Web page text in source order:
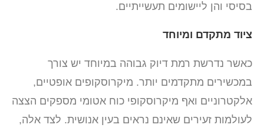
בסיסי והן ליישומים תעשייתיים.
ציוד מתקדם ומיוחד
כאשר נדרשת רמת דיוק גבוהה במיוחד יש צורך
במכשירים מתקדמים יותר. מיקרוסקופים אופטיים,
אלקטרוניים ואף מיקרוסקופי כוח אטומי מספקים הצצה
לעולמות זעירים שאינם נראים בעין אנושית. לצד אלה,